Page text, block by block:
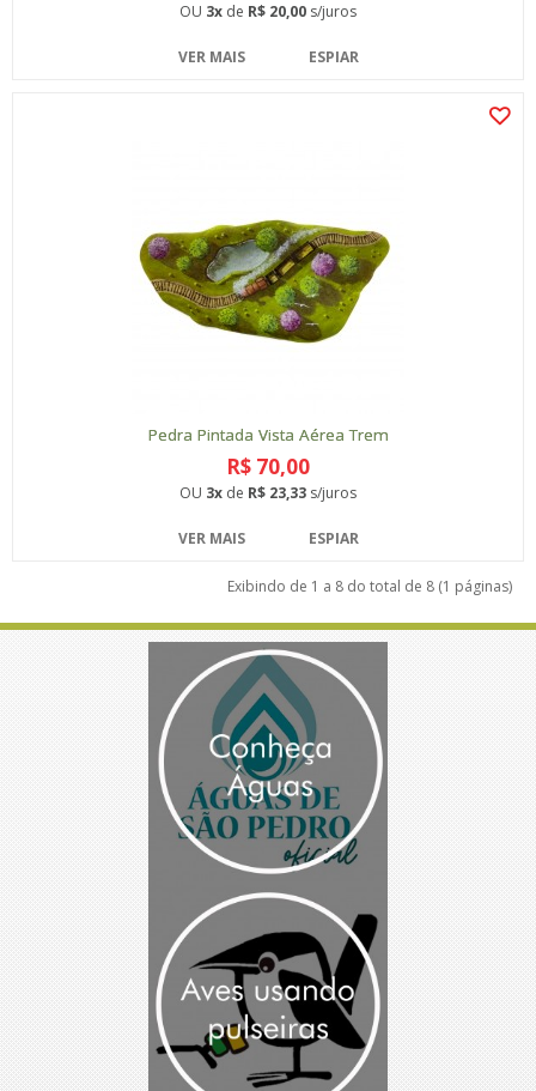
OU 3x de R$ 20,00 s/juros
VER MAIS ESPIAR
Pedra Pintada Vista Aérea Trem
R$ 70,00
OU 3x de R$ 23,33 s/juros
VER MAIS ESPIAR
Exibindo de 1 a 8 do total de 8 (1 páginas)